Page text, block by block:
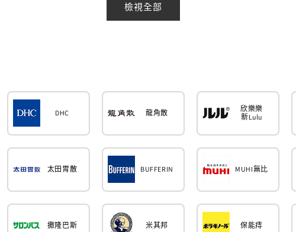
檢視全部
DHC 龍角散
欣樂樂
新Lulu
太田胃散 BUFFERIN MUHI無比
撒隆巴斯 米其邦 保能痔